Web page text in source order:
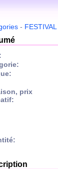
- FESTIVAL
prix